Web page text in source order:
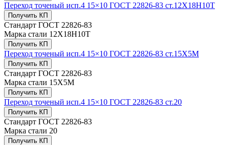
Переход точеный исп.4 15×10 ГОСТ 22826-83 ст.12Х18Н10Т
Получить КП
Стандарт ГОСТ 22826-83
Марка стали 12Х18Н10Т
Получить КП
Переход точеный исп.4 15×10 ГОСТ 22826-83 ст.15Х5М
Получить КП
Стандарт ГОСТ 22826-83
Марка стали 15Х5М
Получить КП
Переход точеный исп.4 15×10 ГОСТ 22826-83 ст.20
Получить КП
Стандарт ГОСТ 22826-83
Марка стали 20
Получить КП